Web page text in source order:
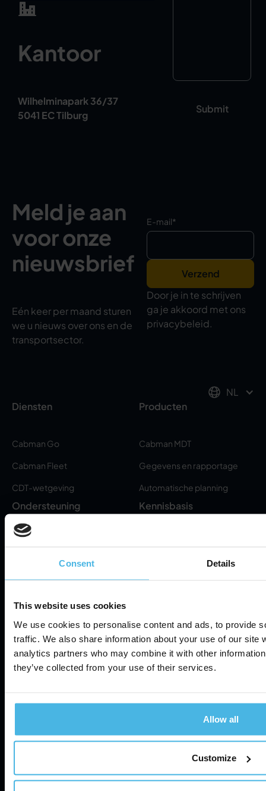
Consent Details
This website uses cookies
We use cookies to personalise content and ads, to provide
traffic. We also share information about your use of our site
analytics partners who may combine it with other
they’ve collected from your use of their services.
Allow all
Customize
Kantoor
Wilhelminapark 36/37
5041 EC Tilburg
Meld je aan
voor onze
nieuwsbrief
Eén keer per maand sturen
we u nieuws over ons en de
transportsector.
E-mail*
Door je in te schrijven
ga je akkoord met ons
privacybeleid.
NL
Diensten
Cabman Go
Cabman Fleet
CDT-wetgeving
Producten
Cabman MDT
Gegevens en rapportage
Automatische planning
Ondersteuning
Abonnementen
Hulp op afstand (download)
RMA aanvragen
Kennisbasis
Over
Informatiebeveiliging
Servicevoorwaarden
Cookie Settings